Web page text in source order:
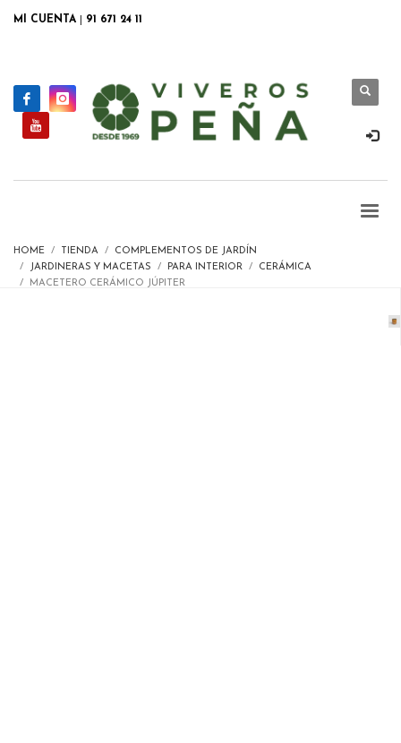
MI CUENTA 91 671 24 11
HOME TIENDA
COMPLEMENTOS DE JARDÍN
JARDINERAS Y MACETAS
PARA INTERIOR
CERÁMICA
MACETERO CERÁMICO JÚPITER